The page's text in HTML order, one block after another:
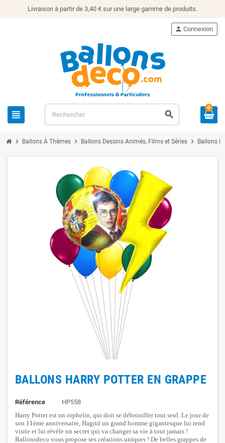
Livraison à partir de 3,40 € sur une large gamme de produits.
view_headline search
person Connexion
0
chevron_right Ballons À Thèmes chevron_right Ballons Dessins Animés, Films et Séries chevron_right Ballons
BALLONS HARRY POTTER EN GRAPPE
Référence
HP558
Harry Potter est un orphelin, qui doit se débrouiller tout seul. Le jour de
son 11ème anniversaire, Hagrid un grand homme gigantesque lui rend
visite et lui révèle un secret qui va changer sa vie à tout jamais !
Ballonsdeco vous propose ses créations uniques ! De belles grappes de